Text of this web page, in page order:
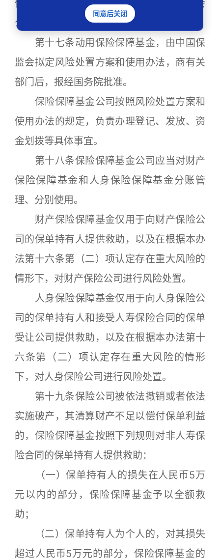
保险公司存在重大风险，可能严重危及社会
公共利益和金融稳定的。
第十七条动用保险保障基金，由中国保
监会拟定风险处置方案和使用办法，商有关
部门后，报经国务院批准。
保险保障基金公司按照风险处置方案和
使用办法的规定，负责办理登记、发放、资
金划拨等具体事宜。
第十八条保险保障基金公司应当对财产
保险保障基金和人身保险保障基金分账管
理、分别使用。
财产保险保障基金仅用于向财产保险公
司的保单持有人提供救助，以及在根据本办
法第十六条第（二）项认定存在重大风险的
情形下，对财产保险公司进行风险处置。
人身保险保障基金仅用于向人身保险公
司的保单持有人和接受人寿保险合同的保单
受让公司提供救助，以及在根据本办法第十
六条第（二）项认定存在重大风险的情形
下，对人身保险公司进行风险处置。
第十九条保险公司被依法撤销或者依法
实施破产，其清算财产不足以偿付保单利益
的，保险保障基金按照下列规则对非人寿保
险合同的保单持有人提供救助：
（一）保单持有人的损失在人民币5万
元以内的部分，保险保障基金予以全额救
助；
（二）保单持有人为个人的，对其损失
超过人民币5万元的部分，保险保障基金的
同意后关闭